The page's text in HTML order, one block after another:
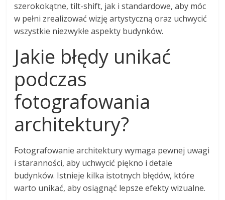
szerokokątne, tilt-shift, jak i standardowe, aby móc
w pełni zrealizować wizję artystyczną oraz uchwycić
wszystkie niezwykłe aspekty budynków.
Jakie błędy unikać
podczas
fotografowania
architektury?
Fotografowanie architektury wymaga pewnej uwagi
i staranności, aby uchwycić piękno i detale
budynków. Istnieje kilka istotnych błędów, które
warto unikać, aby osiągnąć lepsze efekty wizualne.